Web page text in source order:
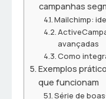
campanhas
Mailchimp:
avançadas
Como
Exemplos
que funcionam
Série de